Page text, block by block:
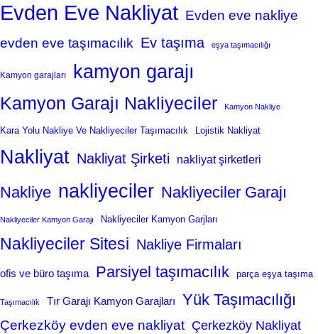
Evden Eve Nakliyat Evden eve nakliye
evden eve taşımacılık Ev taşıma eşya taşımacılığı
Kamyon garajları kamyon garajı
Kamyon Garajı Nakliyeciler Kamyon Nakliye
Kara Yolu Nakliye Ve Nakliyeciler Taşımacılık Lojistik Nakliyat
Nakliyat Nakliyat Şirketi nakliyat şirketleri
Nakliye nakliyeciler Nakliyeciler Garajı
Nakliyeciler Kamyon Garajı Nakliyeciler Kamyon Garjları
Nakliyeciler Sitesi Nakliye Firmaları
ofis ve büro taşıma Parsiyel taşımacılık parça eşya taşıma
Taşımacılık Tır Garajı Kamyon Garajları Yük Taşımacılığı
Çerkezköy evden eve nakliyat Çerkezköy Nakliyat